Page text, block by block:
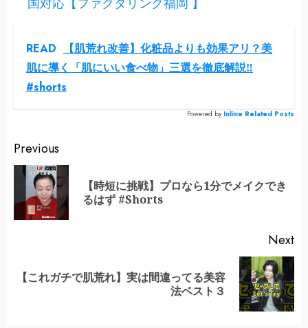
READ
【肌荒れ改善】化粧品よりも効果アリ？美
肌に導く「肌にいい食べ物」三選を徹底解説‼︎
#shorts
Powered by Inline Related Posts
Continue
Reading
Previous
【時短に挑戦】プロなら1分でメイクでき
るはず #Shorts
Next
Next
【これガチで肌荒れ】実は間違ってる美容
法ベスト３